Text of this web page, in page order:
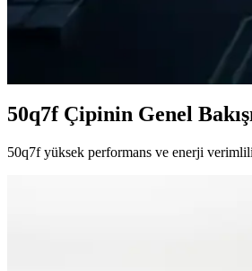
Samsung 2nm GAA Teknolojisi
Samsung'un 2nm GAA teknolojisiyle
karşılaştırmaları daha anlamlı sonuçlar
50q7f Çipinin Genel
50q7f yüksek performans ve enerji